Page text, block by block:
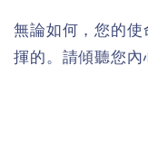
無論如何，您的
揮的。請傾聽您內